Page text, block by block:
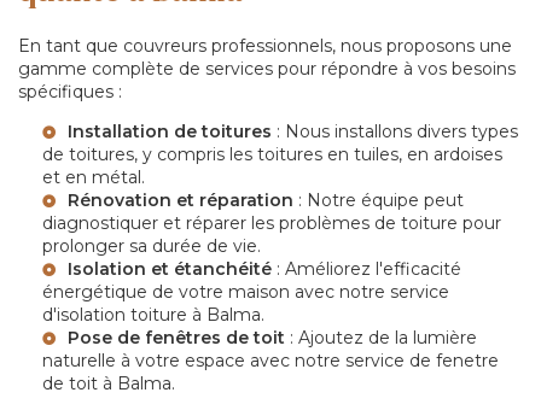
En tant que couvreurs professionnels, nous proposons une
gamme complète de services pour répondre à vos besoins
spécifiques :
Installation de toitures : Nous installons divers types
de toitures, y compris les toitures en tuiles, en ardoises
et en métal.
Rénovation et réparation : Notre équipe peut
diagnostiquer et réparer les problèmes de toiture pour
prolonger sa durée de vie.
Isolation et étanchéité : Améliorez l'efficacité
énergétique de votre maison avec notre service
d'isolation toiture à Balma.
Pose de fenêtres de toit : Ajoutez de la lumière
naturelle à votre espace avec notre service de fenetre
de toit à Balma.